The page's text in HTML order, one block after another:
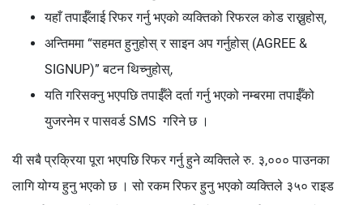
यहाँ तपाईँलाई रिफर गर्नु भएको व्यक्तिको रिफरल कोड राख्नुहोस्,
अन्तिममा “सहमत हुनुहोस् र साइन अप गर्नुहोस् (AGREE &
SIGNUP)” बटन थिच्नुहोस्,
यति गरिसक्नु भएपछि तपाईँले दर्ता गर्नु भएको नम्बरमा तपाईँको
युजरनेम र पासवर्ड SMS गरिने छ ।
यी सबै प्रक्रिया पूरा भएपछि रिफर गर्नु हुने व्यक्तिले रु. ३,००० पाउनका
लागि योग्य हुनु भएको छ । सो रकम रिफर हुनु भएको व्यक्तिले ३५० राइड